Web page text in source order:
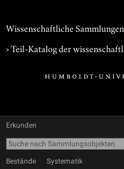
Wissenschaftliche Sammlungen
› Teil-Katalog der
Erkunden
Bestände Systematik